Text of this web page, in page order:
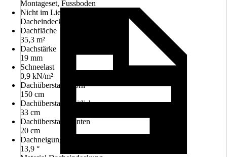
Montageset, Fussboden
Nicht im Lieferumfang enthalten
Dacheindeckung, Regenrinnen
Dachfläche
35,3 m²
Dachstärke
19 mm
Schneelast
0,9 kN/m²
Dachüberstand vorn
150 cm
Dachüberstand seitlich
33 cm
Dachüberstand hinten
20 cm
Dachneigung
13,9 °